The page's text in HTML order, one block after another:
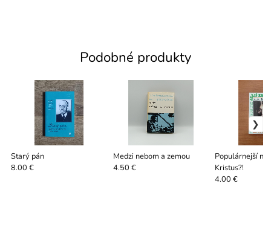
Podobné produkty
Starý pán
8.00 €
Medzi nebom a zemou
4.50 €
Populárnejší
Kristus?!
4.00 €